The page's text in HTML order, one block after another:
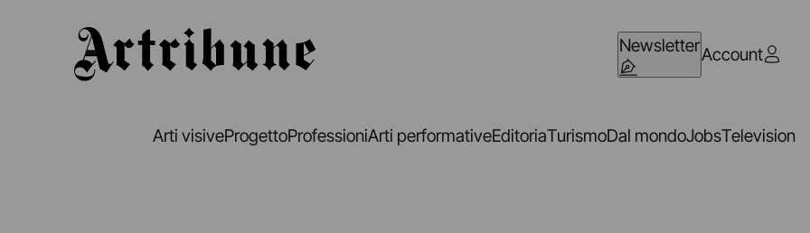
NewsletterAccount
Arti visiveProgettoProfessioniArti performativeEditoriaTurismoDal mondoJobsTelevision